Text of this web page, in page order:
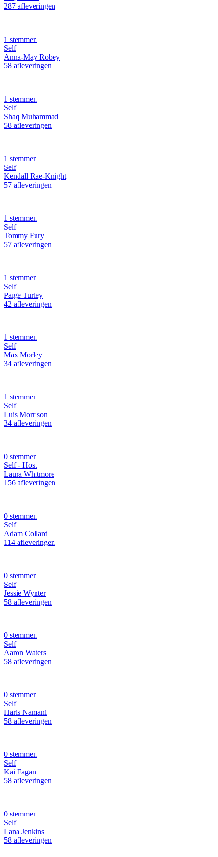
287 afleveringen
1 stemmen
Self
Anna-May Robey
58 afleveringen
1 stemmen
Self
Shaq Muhammad
58 afleveringen
1 stemmen
Self
Kendall Rae-Knight
57 afleveringen
1 stemmen
Self
Tommy Fury
57 afleveringen
1 stemmen
Self
Paige Turley
42 afleveringen
1 stemmen
Self
Max Morley
34 afleveringen
1 stemmen
Self
Luis Morrison
34 afleveringen
0 stemmen
Self - Host
Laura Whitmore
156 afleveringen
0 stemmen
Self
Adam Collard
114 afleveringen
0 stemmen
Self
Jessie Wynter
58 afleveringen
0 stemmen
Self
Aaron Waters
58 afleveringen
0 stemmen
Self
Haris Namani
58 afleveringen
0 stemmen
Self
Kai Fagan
58 afleveringen
0 stemmen
Self
Lana Jenkins
58 afleveringen